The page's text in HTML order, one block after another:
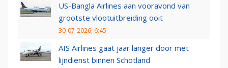
US-Bangla Airlines aan vooravond van
grootste vlootuitbreiding ooit
30-07-2026, 6:45
AIS Airlines gaat jaar langer door met
lijndienst binnen Schotland